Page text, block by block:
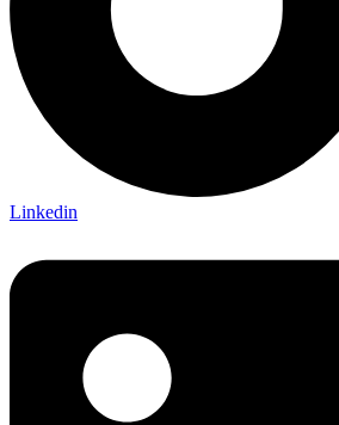
Linkedin